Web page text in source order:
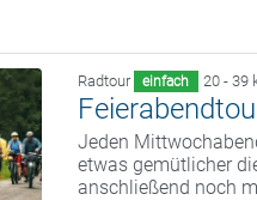
Radtour einfach 20 - 39
Jeden
etwas gemütlicher
anschließend noch